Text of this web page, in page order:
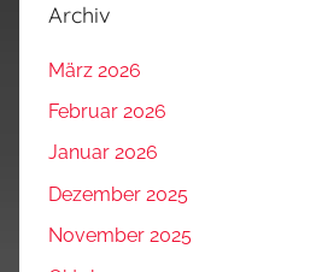
Archiv
März 2026
Februar 2026
Januar 2026
Dezember 2025
November 2025